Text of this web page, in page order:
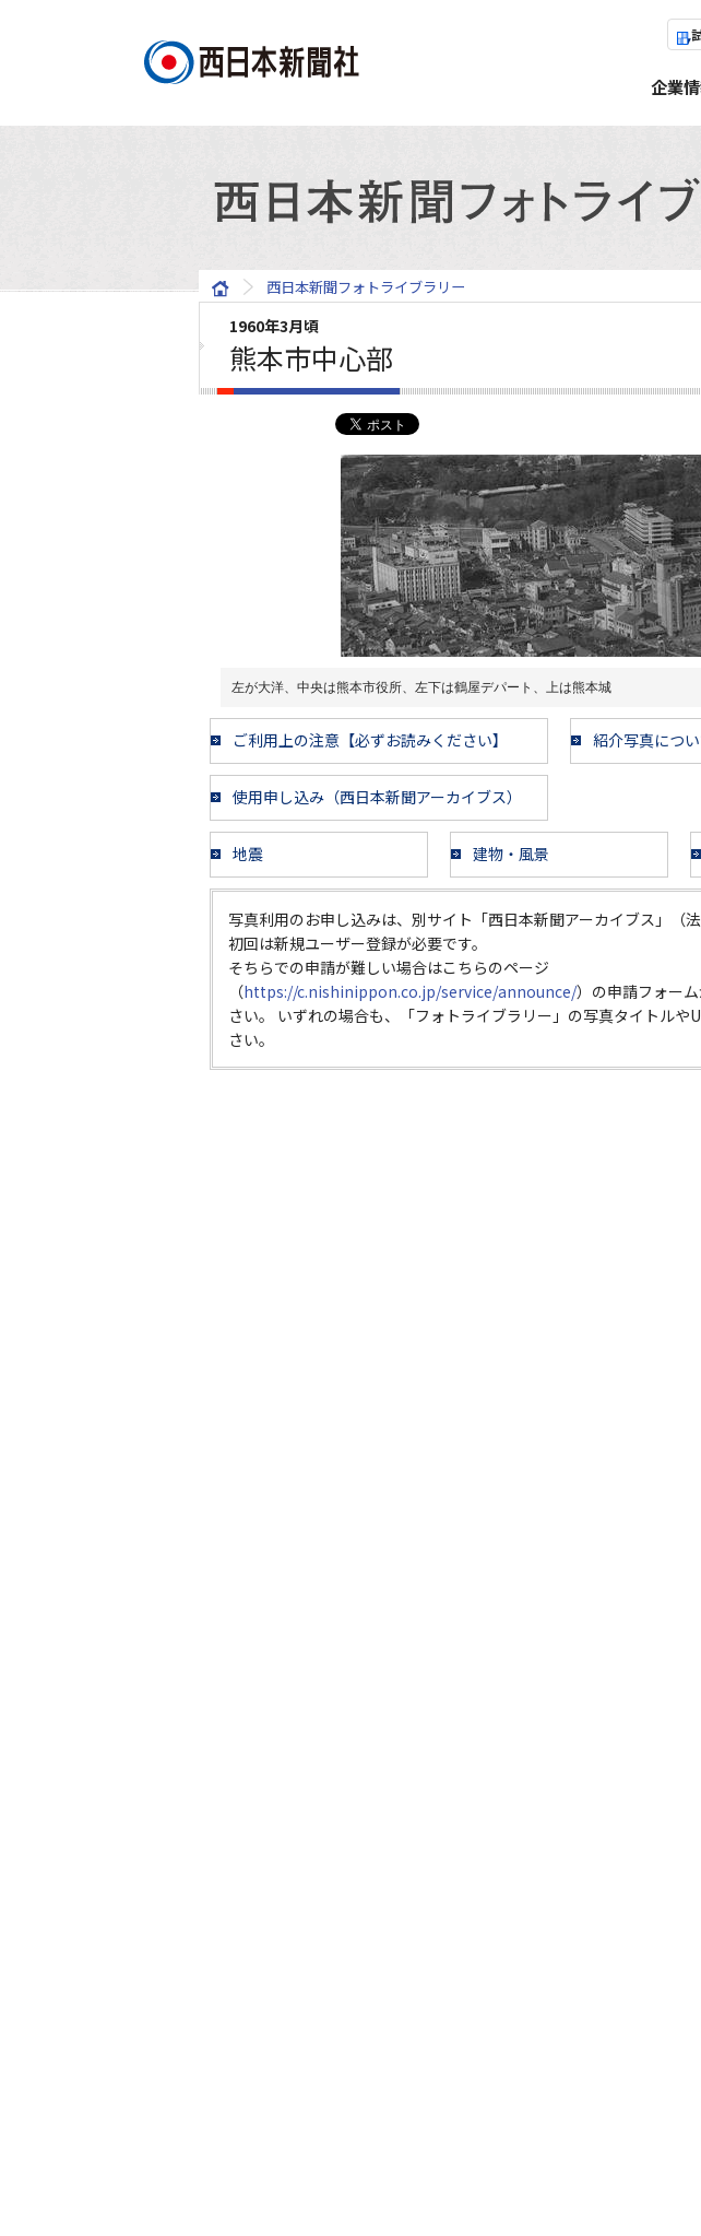
企業
西日本新聞フォトライブラリー
1960年3月頃
熊本市中心部
左が大洋、中央は熊本市役所、左下は鶴屋デパート、上は熊本城
ご利用上の注意【必ずお読みください】 紹介写真につ
使用申し込み（西日本新聞アーカイブス）
地震 建物・風景
写真利用のお申し込みは、別サイト「西日本新聞アーカイブス」（
初回は新規ユーザー登録が必要です。
そちらでの申請が難しい場合はこちらのページ
（https://c.nishinippon.co.jp/service/announce/）の申請フォー
さい。 いずれの場合も、「フォトライブラリー」の写真タイトルや
さい。